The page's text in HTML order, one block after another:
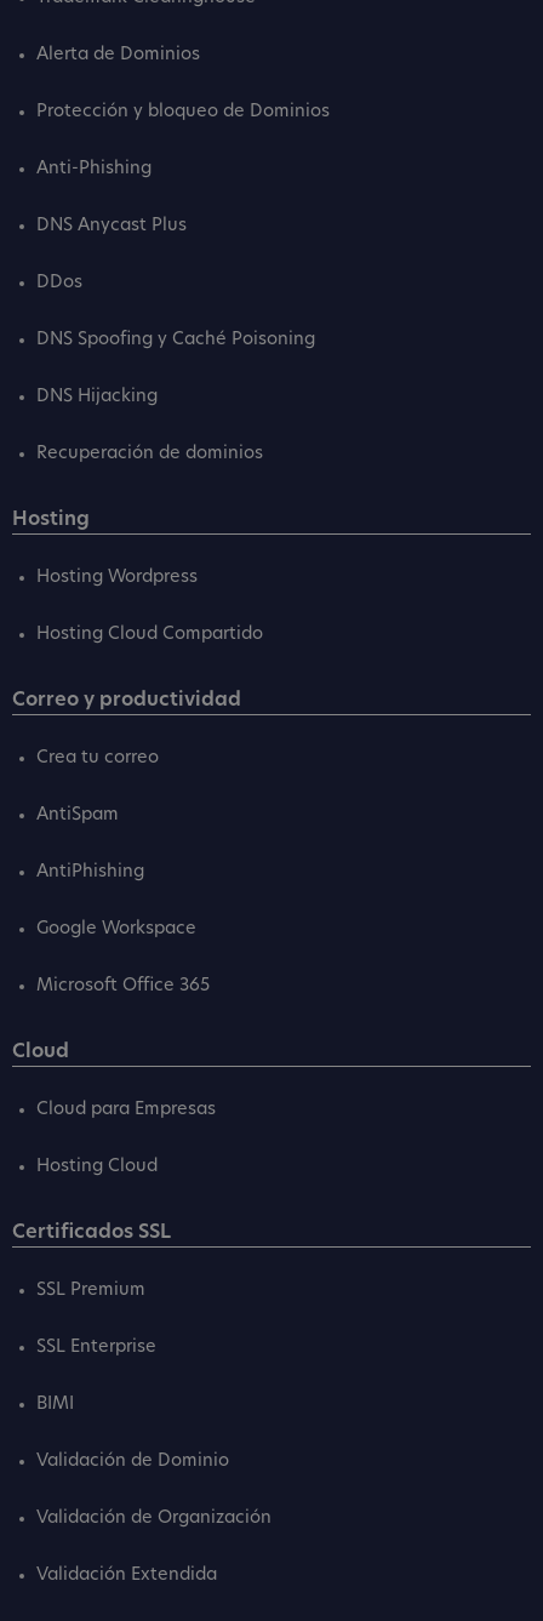
Alerta de Dominios
Protección y bloqueo de Dominios
Anti-Phishing
DNS Anycast Plus
DDos
DNS Spoofing y Caché Poisoning
DNS Hijacking
Recuperación de dominios
Hosting
Hosting Wordpress
Hosting Cloud Compartido
Correo y productividad
Crea tu correo
AntiSpam
AntiPhishing
Google Workspace
Microsoft Office 365
Cloud
Cloud para Empresas
Hosting Cloud
Certificados SSL
SSL Premium
SSL Enterprise
BIMI
Validación de Dominio
Validación de Organización
Validación Extendida